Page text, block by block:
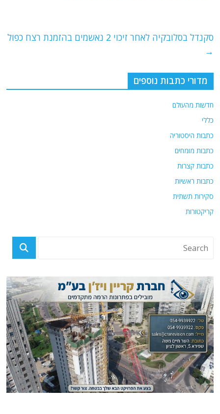
p
oסקנדל בסלובקיה לאחר זיכוי 2 נאשמים בהזמנת רצח כפול
→
מדורי כתבות נוספים
חדשות מהעולם
כללי
כתבות היסטוריה
כתבות מומחים
כתבות קצרות
כתבות ראשיות
סקירות תשתית
קריקטורות